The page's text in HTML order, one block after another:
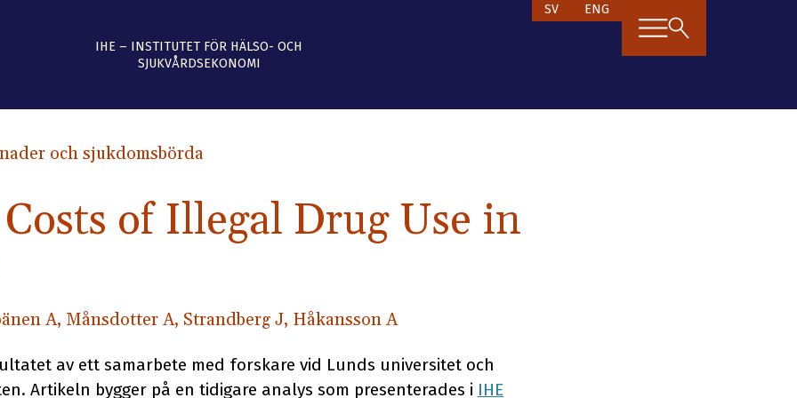
IHE – INSTITUTET FÖR HÄLSO- OCH
SJUKVÅRDSEKONOMI
SV ENG
och sjukdomsbörda
of Illegal Drug Use in
A, Månsdotter A, Strandberg J, Håkansson A
av ett samarbete med forskare vid Lunds universitet och
Artikeln bygger på en tidigare analys som presenterades i IHE